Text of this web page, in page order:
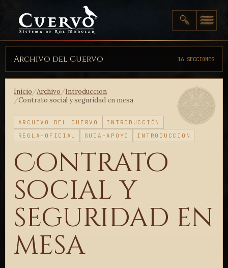
Archivo del Cuervo 16 SECCIONES
Inicio/Archivo/Introduccion
/Contrato social y seguridad en mesa
ARCHIVO DEL CUERVO
INTRODUCCIÓN
REGLA-OFICIAL
GUIA-APOYO INTRODUCCION
Contrato
social y
seguridad en
mesa